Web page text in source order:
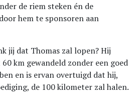
de riem steken én de
hem te sponsoren aan
jij dat Thomas zal lopen? Hij
km gewandeld zonder een goed
en is ervan overtuigd dat hij,
de 100 kilometer zal halen.